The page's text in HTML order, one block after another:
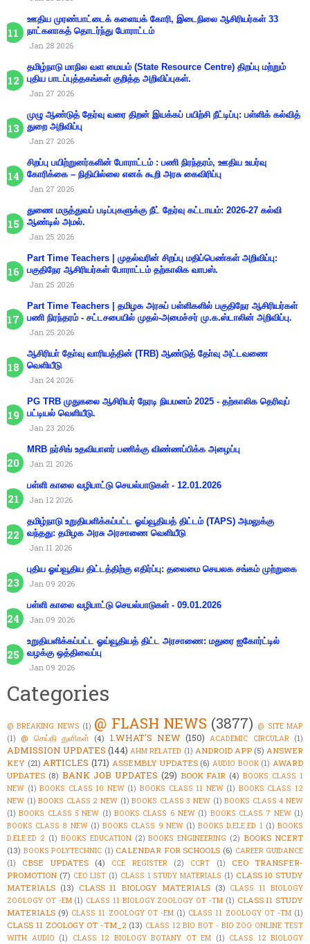
ஊதிய முரண்பாட்டைக் களையக் கோரி, இடைநிலை ஆசிரியர்கள் 33
நாட்களாகத் தொடர்ந்து போராட்டம்
Jan 28 2026
தமிழ்நாடு மாநில வள மையம் (State Resource Centre) திறப்பு மற்றும்
புதிய பாடப்புத்தகங்கள் குறித்த அறிவிப்புகள்.
Jan 27 2026
முழு ஆண்டுத் தேர்வு வரை திறன் இயக்கப் பயிற்சி நீட்டிப்பு: பள்ளிக் கல்வித்
துறை அறிவிப்பு
Jan 27 2026
சிறப்பு பயிற்றுனர்களின் போராட்டம் : பணி நிரந்தரம், ஊதிய உயர்வு
கோரிக்கை – நிதியில்லை எனக் கூறி அரசு கைவிரிப்பு
Jan 27 2026
துணை மருத்துவப் படிப்புகளுக்கு நீட் தேர்வு கட்டாயம்: 2026-27 கல்வி
ஆண்டில் அமல்.
Jan 25 2026
Part Time Teachers | முதல்வரின் சிறப்பு மதிப்பெண்கள் அறிவிப்பு:
பகுதிநேர ஆசிரியர்கள் போராட்டம் தற்காலிக வாபஸ்.
Jan 25 2026
Part Time Teachers | தமிழக அரசுப் பள்ளிகளில் பகுதிநேர ஆசிரியர்கள்
பணி நிரந்தரம் - சட்டசபையில் முதல்-அமைச்சர் மு.க.ஸ்டாலின் அறிவிப்பு.
Jan 25 2026
ஆசிரியா் தோ்வு வாரியத்தின் (TRB) ஆண்டுத் தோ்வு அட்டவணை
வெளியீடு
Jan 24 2026
PG TRB முதுகலை ஆசிரியர் நேரடி நியமனம் 2025 - தற்காலிக தெரிவுப்
பட்டியல் வெளியீடு.
Jan 23 2026
MRB நர்சிங் உதவியாளர் பணிக்கு விண்ணப்பிக்க அழைப்பு
Jan 21 2026
பள்ளி காலை வழிபாட்டு செயல்பாடுகள் - 12.01.2026
Jan 12 2026
தமிழ்நாடு உறுதியளிக்கப்பட்ட ஓய்வூதியத் திட்டம் (TAPS) அமலுக்கு
வந்தது: தமிழக அரசு அரசாணை வெளியீடு
Jan 11 2026
புதிய ஓய்வூதிய திட்டத்திற்கு எதிர்ப்பு: தலைமை செயலக சங்கம் முற்றுகை
Jan 09 2026
பள்ளி காலை வழிபாட்டு செயல்பாடுகள் - 09.01.2026
Jan 09 2026
உறுதியளிக்கப்பட்ட ஓய்வூதியத் திட்ட அரசாணை: மதுரை ஐகோர்ட்டில்
வழக்கு ஒத்திவைப்பு
Jan 09 2026
Categories
@ BREAKING NEWS (1) @ FLASH NEWS (3877) @ SITE MAP
(1) @ செய்தி துளிகள் (4) 1.WHAT'S NEW (150) ACADEMIC CIRCULAR (1)
ADMISSION UPDATES (144) AHM RELATED (1) ANDROID APP (5) ANSWER
KEY (21) ARTICLES (171) ASSEMBLY UPDATES (6) AUDIO BOOK (1) AWARD
UPDATES (8) BANK JOB UPDATES (29) BOOK FAIR (4) BOOKS CLASS 1
NEW (1) BOOKS CLASS 10 NEW (1) BOOKS CLASS 11 NEW (1) BOOKS CLASS 12
NEW (1) BOOKS CLASS 2 NEW (1) BOOKS CLASS 3 NEW (1) BOOKS CLASS 4 NEW
(1) BOOKS CLASS 5 NEW (1) BOOKS CLASS 6 NEW (1) BOOKS CLASS 7 NEW (1)
BOOKS CLASS 8 NEW (1) BOOKS CLASS 9 NEW (1) BOOKS D.ELE.ED 1 (1) BOOKS
D.ELE.ED 2 (1) BOOKS EDUCATION (2) BOOKS ENGINEERING (2) BOOKS NCERT
(13) BOOKS POLYTECHNIC (1) CALENDAR FOR SCHOOLS (6) CAREER GUIDANCE
(1)
CBSE UPDATES (4) CCE REGISTER (2) CCRT (1)
CEO TRANSFER-
PROMOTION (7) CEO LIST (1) CLASS 1 STUDY MATERIALS (1) CLASS 10 STUDY
MATERIALS (13) CLASS 11 BIOLOGY MATERIALS (3) CLASS 11 BIOLOGY
ZOOLOGY OT -EM (1) CLASS 11 BIOLOGY ZOOLOGY OT -TM (1) CLASS 11 STUDY
MATERIALS (9) CLASS 11 ZOOLOGY OT -EM (1) CLASS 11 ZOOLOGY OT -TM (1)
CLASS 11 ZOOLOGY OT -TM_2 (13) CLASS 12 BIO BOT - BIO ZOO ONLINE TEST
WITH AUDIO (1) CLASS 12 BIOLOGY BOTANY OT EM (1) CLASS 12 BIOLOGY